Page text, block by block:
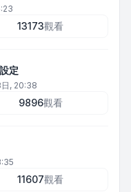
13173觀看
定
日, 20:38
9896觀看
11607觀看